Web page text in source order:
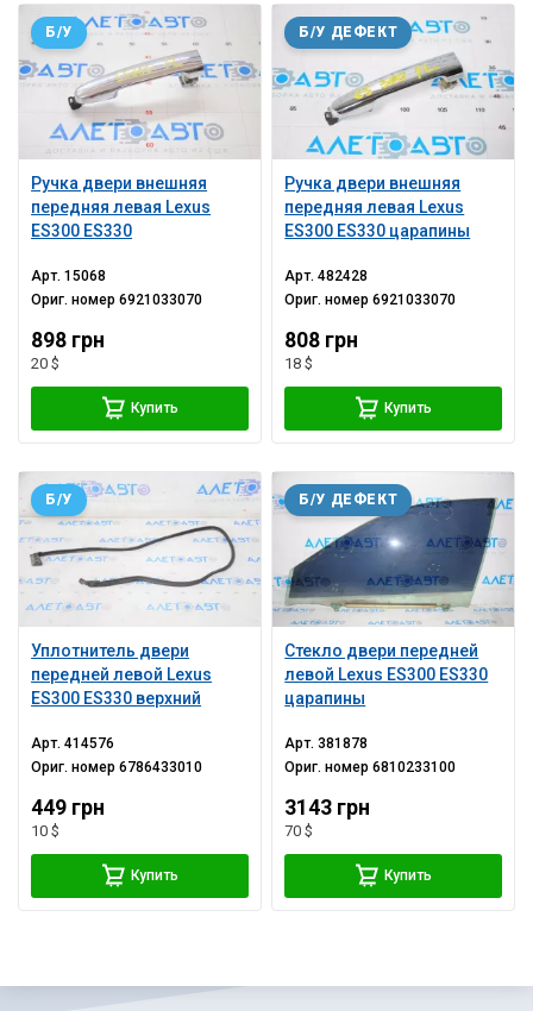
Ручка двери внешняя
передняя левая Lexus
ES300 ES330
Б/У
Арт.15068
Ориг. номер6921033070
898 грн
20 $
Купить
Ручка двери внешняя
передняя левая Lexus
ES300 ES330 царапины
Б/У ДЕФЕКТ
Арт.482428
Ориг. номер6921033070
808 грн
18 $
Купить
Уплотнитель двери
передней левой Lexus
ES300 ES330 верхний
Б/У
Арт.414576
Ориг. номер6786433010
449 грн
10 $
Купить
Стекло двери передней
левой Lexus ES300 ES330
царапины
Б/У ДЕФЕКТ
Арт.381878
Ориг. номер6810233100
3143 грн
70 $
Купить